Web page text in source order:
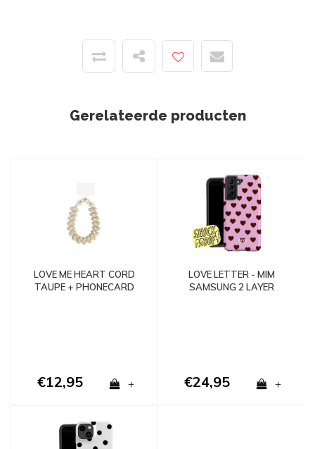
Gerelateerde producten
LOVE ME HEART CORD
TAUPE + PHONECARD
€12,95 +
LOVE LETTER - MIM
SAMSUNG 2 LAYER
€24,95 +